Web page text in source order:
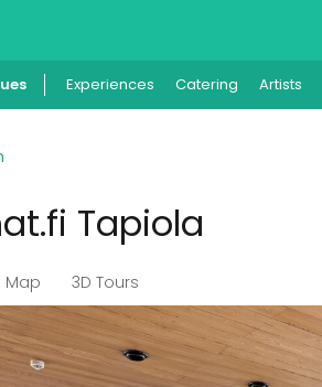
Experiences Catering Artists
Tapiola
Map 3D Tours